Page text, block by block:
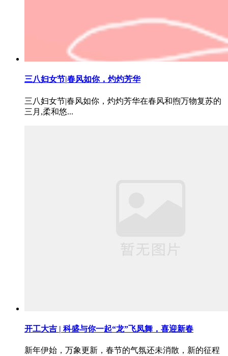
三八妇女节|春风如你，灼灼芳华
三八妇女节|春风如你，灼灼芳华在春风和煦万物复苏的
三月,柔和悠...
开工大吉 | 科盛与你一起“龙”飞凤舞，喜迎新春
新年伊始，万象更新，春节的气氛还未消散，新的征程